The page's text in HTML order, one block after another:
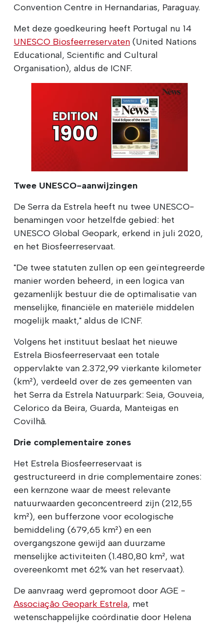
Convention Centre in Hernandarias, Paraguay.
Met deze goedkeuring heeft Portugal nu 14
UNESCO Biosfeerreservaten (United Nations
Educational, Scientific and Cultural
Organisation), aldus de ICNF.
Twee UNESCO-aanwijzingen
De Serra da Estrela heeft nu twee UNESCO-
benamingen voor hetzelfde gebied: het
UNESCO Global Geopark, erkend in juli 2020,
en het Biosfeerreservaat.
"De twee statuten zullen op een geïntegreerde
manier worden beheerd, in een logica van
gezamenlijk bestuur die de optimalisatie van
menselijke, financiële en materiële middelen
mogelijk maakt," aldus de ICNF.
Volgens het instituut beslaat het nieuwe
Estrela Biosfeerreservaat een totale
oppervlakte van 2.372,99 vierkante kilometer
(km²), verdeeld over de zes gemeenten van
het Serra da Estrela Natuurpark: Seia, Gouveia,
Celorico da Beira, Guarda, Manteigas en
Covilhã.
Drie complementaire zones
Het Estrela Biosfeerreservaat is
gestructureerd in drie complementaire zones:
een kernzone waar de meest relevante
natuurwaarden geconcentreerd zijn (212,55
km²), een bufferzone voor ecologische
bemiddeling (679,65 km²) en een
overgangszone gewijd aan duurzame
menselijke activiteiten (1.480,80 km², wat
overeenkomt met 62% van het reservaat).
De aanvraag werd gepromoot door AGE -
Associação Geopark Estrela, met
wetenschappelijke coördinatie door Helena